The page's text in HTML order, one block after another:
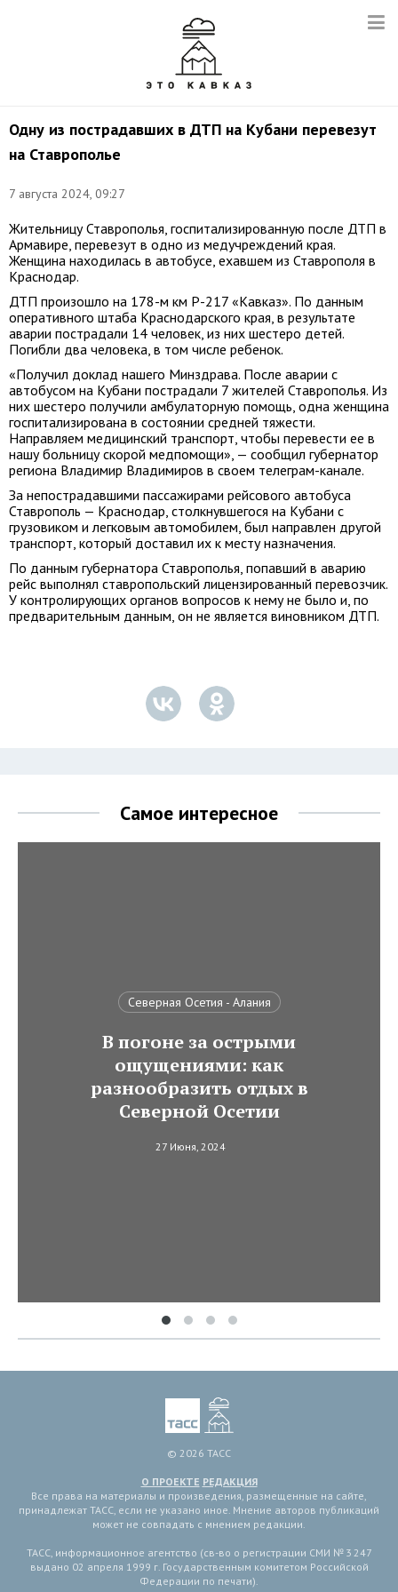
Одну из пострадавших в ДТП на Кубани перевезут
на Ставрополье
7 августа 2024, 09:27
Жительницу Ставрополья, госпитализированную после ДТП в
Армавире, перевезут в одно из медучреждений края.
Женщина находилась в автобусе, ехавшем из Ставрополя в
Краснодар.
ДТП произошло на 178-м км Р-217 «Кавказ». По данным
оперативного штаба Краснодарского края, в результате
аварии пострадали 14 человек, из них шестеро детей.
Погибли два человека, в том числе ребенок.
«Получил доклад нашего Минздрава. После аварии с
автобусом на Кубани пострадали 7 жителей Ставрополья. Из
них шестеро получили амбулаторную помощь, одна женщина
госпитализирована в состоянии средней тяжести.
Направляем медицинский транспорт, чтобы перевести ее в
нашу больницу скорой медпомощи», — сообщил губернатор
региона Владимир Владимиров в своем телеграм-канале.
За непострадавшими пассажирами рейсового автобуса
Ставрополь — Краснодар, столкнувшегося на Кубани с
грузовиком и легковым автомобилем, был направлен другой
транспорт, который доставил их к месту назначения.
По данным губернатора Ставрополья, попавший в аварию
рейс выполнял ставропольский лицензированный перевозчик.
У контролирующих органов вопросов к нему не было и, по
предварительным данным, он не является виновником ДТП.
Самое интересное
Северная Осетия - Алания
В погоне за острыми
ощущениями: как
разнообразить отдых в
Северной Осетии
27 Июня, 2024
© 2026 ТАСС
О ПРОЕКТЕ РЕДАКЦИЯ
Все права на материалы и произведения, размещенные на сайте,
принадлежат ТАСС, если не указано иное. Мнение авторов публикаций
может не совпадать с мнением редакции.
ТАСС, информационное агентство (св-во о регистрации СМИ № 3 247
выдано 02 апреля 1999 г. Государственным комитетом Российской
Федерации по печати).